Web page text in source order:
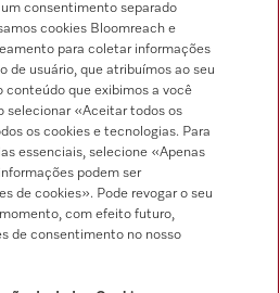
consentimento separado
cookies Bloomreach e
para coletar informações
de usuário, que atribuímos ao seu
conteúdo que exibimos a você
selecionar «Aceitar todos os
os cookies e tecnologias. Para
essenciais, selecione «Apenas
podem ser
de cookies». Pode revogar o seu
com efeito futuro,
de consentimento no nosso